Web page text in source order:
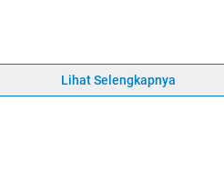
Lihat Selengkapnya